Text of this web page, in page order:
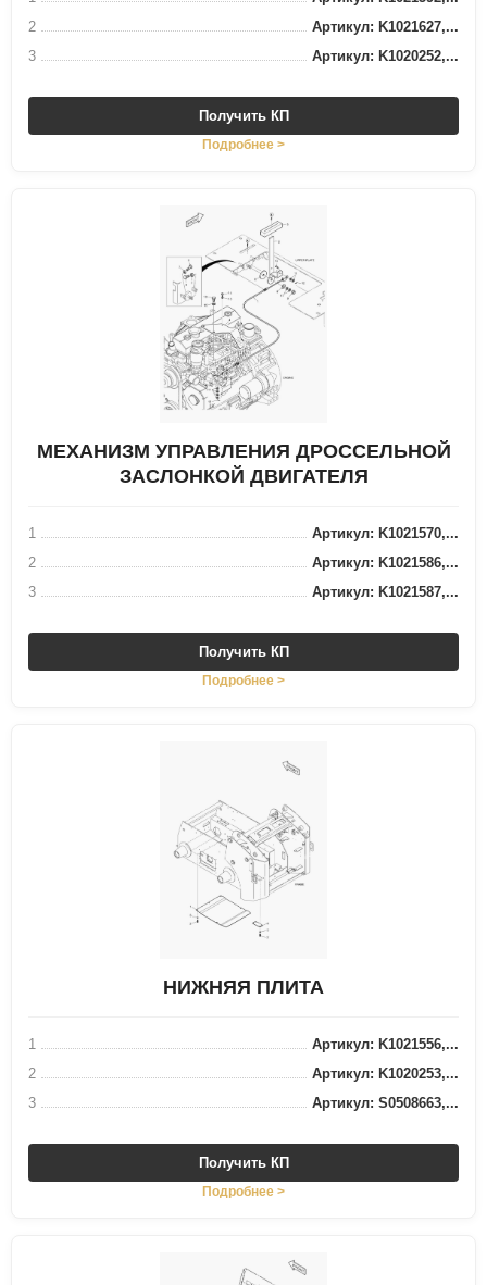
2
Артикул: K1021627,...
3
Артикул: K1020252,...
Получить КП
Подробнее >
МЕХАНИЗМ УПРАВЛЕНИЯ ДРОССЕЛЬНОЙ
ЗАСЛОНКОЙ ДВИГАТЕЛЯ
1
Артикул: K1021570,...
2
Артикул: K1021586,...
3
Артикул: K1021587,...
Получить КП
Подробнее >
НИЖНЯЯ ПЛИТА
1
Артикул: K1021556,...
2
Артикул: K1020253,...
3
Артикул: S0508663,...
Получить КП
Подробнее >